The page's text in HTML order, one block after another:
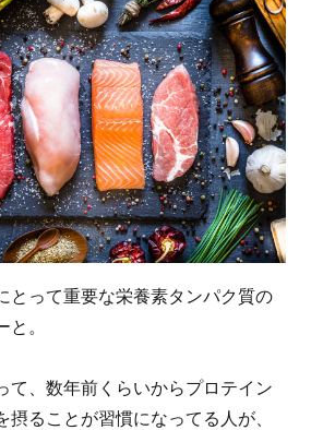
プ
リ
で
と
る
の
は
ど
う
な
の
か？
とって重要な栄養素タンパク質の
。
て、数年前くらいからプロテイン
摂ることが習慣になってる人が、